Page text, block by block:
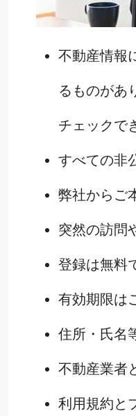
不動産情報
るものがあ
チェックで
すべての非
弊社からご
突然の訪問
登録は無料
有効期限は
住所・氏名
不動産業者
利用規約と